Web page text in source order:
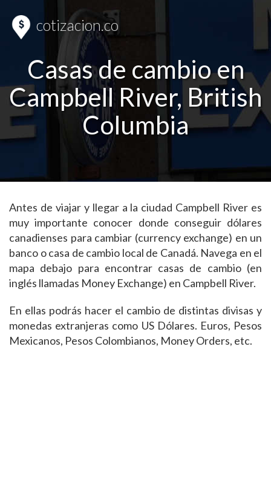
cotizacion.co
Casas de cambio en
Campbell River, British
Columbia
Antes de viajar y llegar a la ciudad Campbell River es
muy importante conocer donde conseguir dólares
canadienses para cambiar (currency exchange) en un
banco o casa de cambio local de Canadá. Navega en el
mapa debajo para encontrar casas de cambio (en
inglés llamadas Money Exchange) en Campbell River.
En ellas podrás hacer el cambio de distintas divisas y
monedas extranjeras como US Dólares. Euros, Pesos
Mexicanos, Pesos Colombianos, Money Orders, etc.